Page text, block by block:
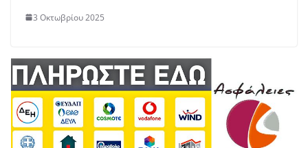
3 Οκτωβρίου 2025